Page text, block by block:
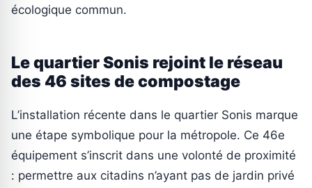
écologique commun.
Le quartier Sonis rejoint le réseau
des 46 sites de compostage
L’installation récente dans le quartier Sonis marque
une étape symbolique pour la métropole. Ce 46e
équipement s’inscrit dans une volonté de proximité
: permettre aux citadins n’ayant pas de jardin privé